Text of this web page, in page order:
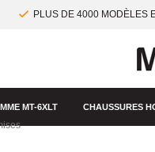
PLUS DE 4000 MODÈLES
MT-6XLT CHAUSSURES